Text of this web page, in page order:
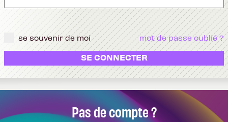
Pas de compte ?
se souvenir de moi mot de passe oublié ?
SE CONNECTER